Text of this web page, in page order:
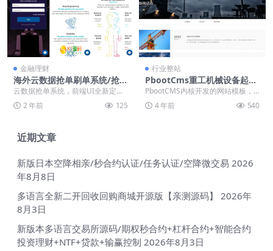
金融理财
海外云数据抢单刷单系统/抢单
连单卡单/前端uniapp
云数据抢单系统，前端UI全新定制
可二开其他UI 前端uniapp开发，后
端php...
2 年前 125
行业整站
PbootCms重工机械设备起重
机吊机机械设备通用网站模板
源码下载「亲测源码」
PbootCMS内核开发的网站模板，
该模板适用于机械设备网站、重工
企业网站等企业...
4 年前 540
近期文章
新版日本空降相亲/秒合约认证/任务认证/空降微交易 2026
年8月8日
多语言全新二开回收回购商城开源版【亲测源码】
2026年
8月3日
新版本多语言交易所源码/期权秒合约+杠杆合约+智能合约
投资理财+NTF+贷款+输赢控制 2026年8月3日